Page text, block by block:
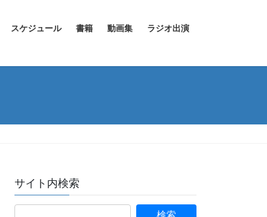
スケジュール 書籍 動画集 ラジオ出演
サイト内検索